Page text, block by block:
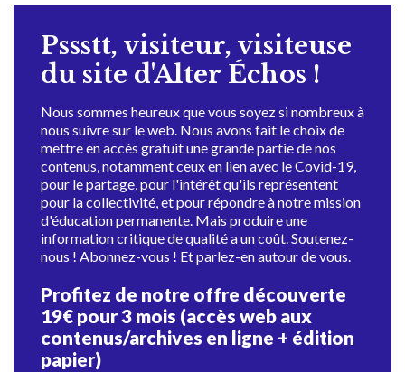
Pssstt, visiteur, visiteuse
du site d'Alter Échos !
Nous sommes heureux que vous soyez si nombreux à
nous suivre sur le web. Nous avons fait le choix de
mettre en accès gratuit une grande partie de nos
contenus, notamment ceux en lien avec le Covid-19,
pour le partage, pour l'intérêt qu'ils représentent
pour la collectivité, et pour répondre à notre mission
d'éducation permanente. Mais produire une
information critique de qualité a un coût. Soutenez-
nous ! Abonnez-vous ! Et parlez-en autour de vous.
Profitez de notre offre découverte
19€ pour 3 mois (accès web aux
contenus/archives en ligne + édition
papier)